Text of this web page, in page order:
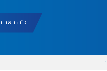
כ"ה באב תשפ"ו